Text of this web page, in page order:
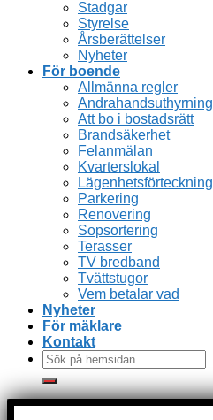
Stadgar
Styrelse
Årsberättelser
Nyheter
För boende
Allmänna regler
Andrahandsuthyrning
Att bo i bostadsrätt
Brandsäkerhet
Felanmälan
Kvarterslokal
Lägenhetsförteckning
Parkering
Renovering
Sopsortering
Terasser
TV bredband
Tvättstugor
Vem betalar vad
Nyheter
För mäklare
Kontakt